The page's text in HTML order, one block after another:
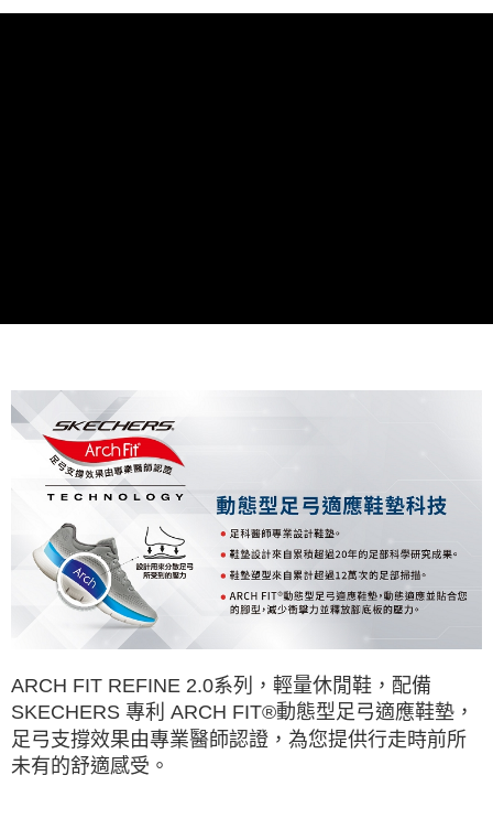
ARCH FIT REFINE 2.0系列，輕量休閒鞋，配備
SKECHERS 專利 ARCH FIT®動態型足弓適應鞋墊，
足弓支撐效果由專業醫師認證，為您提供行走時前所
未有的舒適感受。